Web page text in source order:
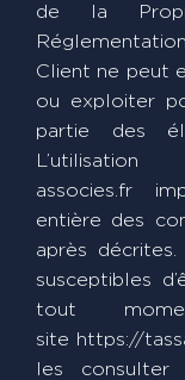
de la
Client ne peut
ou exploiter
partie des
associes.fr
entière des
après
susceptibles
tout
site https://
les